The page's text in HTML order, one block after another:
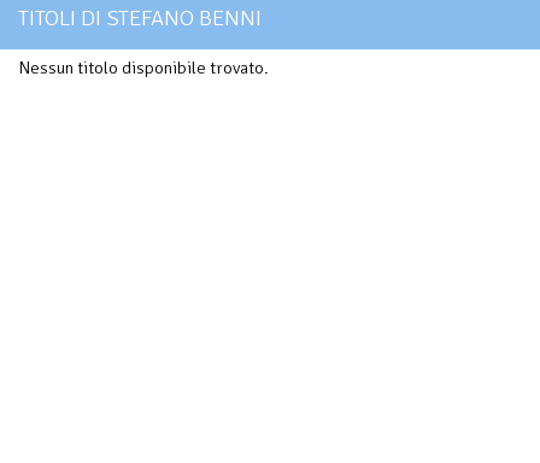
TITOLI DI STEFANO BENNI
Nessun titolo disponibile trovato.